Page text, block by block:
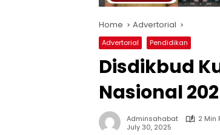
Home Advertorial
Advertorial Pendidikan
Disdikbud
Nasional
Adminsahabat
2 Min
July 30, 2025